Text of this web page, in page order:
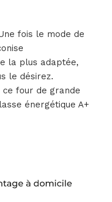
fois le mode de
la plus adaptée,
le désirez.
ce four de grande
énergétique A+